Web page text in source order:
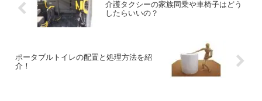
介護タクシーの家族同乗や車椅子はどう
したらいいの？
ポータブルトイレの配置と処理方法を紹
介！